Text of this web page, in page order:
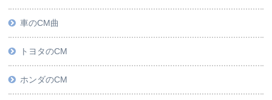
車のCM曲
トヨタのCM
ホンダのCM